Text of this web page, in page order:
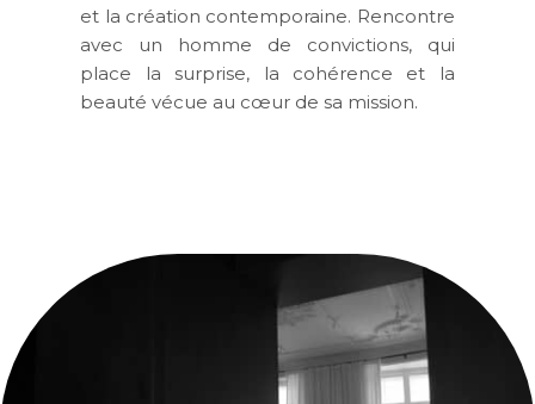
et la création contemporaine. Rencontre
avec un homme de convictions, qui
place la surprise, la cohérence et la
beauté vécue au cœur de sa mission.